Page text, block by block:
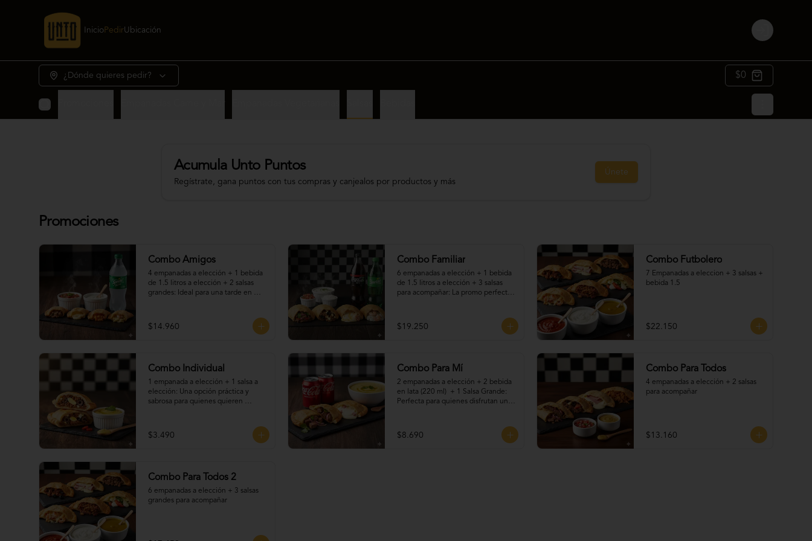
InicioPedirUbicación
Login
¿Dónde quieres pedir? $0
Acumula Unto Puntos
Regístrate, gana puntos con tus compras y canjealos por productos y más
Únete
Promociones
Combo Amigos
4 empanadas a elección + 1 bebida
de 1.5 litros a elección + 2 salsas
grandes: Ideal para una tarde en
bebida fría y acompaña todo con
nuestras deliciosas salsas caseras.
$14.960
Combo Familiar
6 empanadas a elección + 1 bebida
de 1.5 litros a elección + 3 salsas
para acompañar: La promo perfecta
favoritas —fritas o al horno—,
acompáñalas con una bebida helada
gusto!
$19.250
Combo Futbolero
7 Empanadas a eleccion + 3 salsas +
bebida 1.5
$22.150
Combo Individual
1 empanada a elección + 1 salsa a
elección: Una opción práctica y
sabrosa para quienes quieren
favorita y acompáñala con una de
nuestras salsas caseras. Ideal para
$3.490
Combo Para Mí
2 empanadas a elección + 2 bebida
en lata (220 ml)  + 1 Salsa Grande:
Perfecta para quienes disfrutan un
acompañadas de tu bebida favorita,
más nuestras salsas caseras que le
$8.690
Combo Para Todos
4 empanadas a elección + 2 salsas
para acompañar
$13.160
Combo Para Todos 2
6 empanadas a elección + 3 salsas
grandes para acompañar